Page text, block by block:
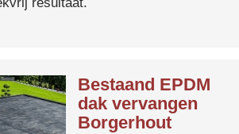
Bestaand EPDM
dak vervangen
Borgerhout